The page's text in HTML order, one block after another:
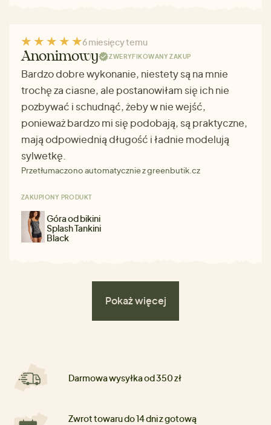
6 miesięcy temu
Anonimowy ZWERYFIKOWANY ZAKUP
Bardzo dobre wykonanie, niestety są na mnie
trochę za ciasne, ale postanowiłam się ich nie
pozbywać i schudnąć, żeby w nie wejść,
ponieważ bardzo mi się podobają, są praktyczne,
mają odpowiednią długość i ładnie modelują
sylwetkę.
Przetłumaczono automatycznie z greenbutik.cz
ZAKUPIONY PRODUKT
Góra od bikini
Splash Tankini
Black
Pokaż więcej
Darmowa wysyłka od 350 zł
Zwrot towaru do 14 dni z gotową